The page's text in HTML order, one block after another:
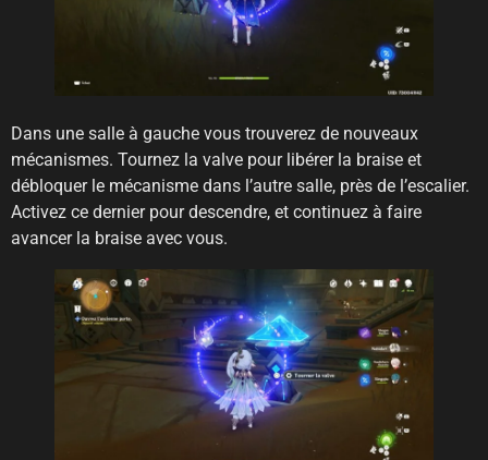
Dans une salle à gauche vous trouverez de nouveaux
mécanismes. Tournez la valve pour libérer la braise et
débloquer le mécanisme dans l’autre salle, près de l’escalier.
Activez ce dernier pour descendre, et continuez à faire
avancer la braise avec vous.